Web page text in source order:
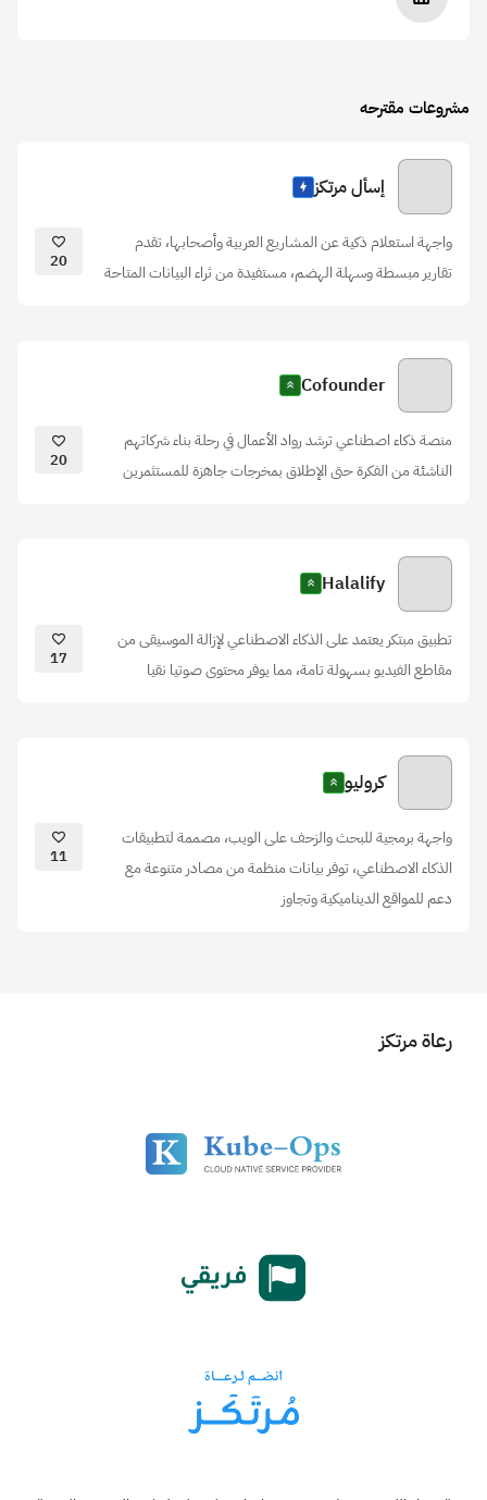
مشروعات مقترحه
إسأل مرتكز
واجهة استعلام ذكية عن المشاريع العربية وأصحابها، تقدم
تقارير مبسطة وسهلة الهضم، مستفيدة من ثراء البيانات المتاحة
20
Cofounder
منصة ذكاء اصطناعي ترشد رواد الأعمال في رحلة بناء شركاتهم
الناشئة من الفكرة حتى الإطلاق بمخرجات جاهزة للمستثمرين
20
Halalify
تطبيق مبتكر يعتمد على الذكاء الاصطناعي لإزالة الموسيقى من
مقاطع الفيديو بسهولة تامة، مما يوفر محتوى صوتيا نقيا
17
كروليو
واجهة برمجية للبحث والزحف على الويب، مصممة لتطبيقات
الذكاء الاصطناعي، توفر بيانات منظمة من مصادر متنوعة مع
دعم للمواقع الديناميكية وتجاوز
11
رعاة مرتكز